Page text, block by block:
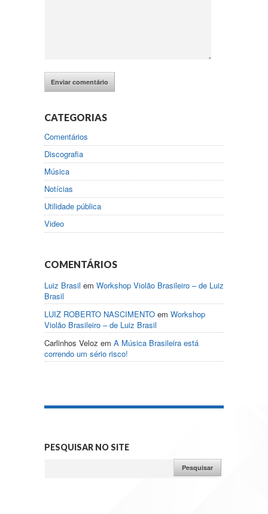
CATEGORIAS
Comentários
Discografia
Música
Notícias
Utilidade pública
Video
COMENTÁRIOS
Luiz Brasil em Workshop Violão Brasileiro – de Luiz
Brasil
LUIZ ROBERTO NASCIMENTO em Workshop
Violão Brasileiro – de Luiz Brasil
Carlinhos Veloz em A Música Brasileira está
correndo um sério risco!
PESQUISAR NO SITE